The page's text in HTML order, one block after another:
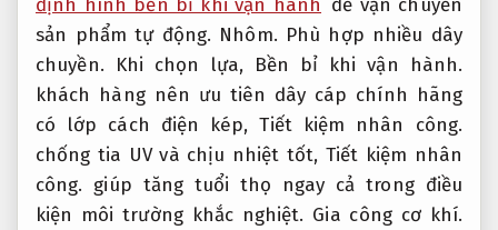
sản phẩm tự động. Nhôm. Phù hợp nhiều dây
chuyền. Khi chọn lựa, Bền bỉ khi vận hành.
khách hàng nên ưu tiên dây cáp chính hãng
có lớp cách điện kép,Tiết kiệm nhân công.
chống tia UV và chịu nhiệt tốt, Tiết kiệm nhân
công. giúp tăng tuổi thọ ngay cả trong điều
kiện môi trường khắc nghiệt. Gia công cơ khí.